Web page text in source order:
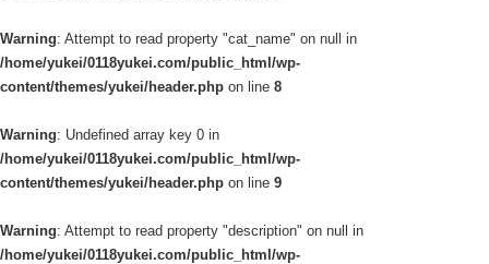
Warning: Attempt to read property "cat_name" on null in
/home/yukei/0118yukei.com/public_html/wp-
content/themes/yukei/header.php on line 8
Warning: Undefined array key 0 in
/home/yukei/0118yukei.com/public_html/wp-
content/themes/yukei/header.php on line 9
Warning: Attempt to read property "description" on null in
/home/yukei/0118yukei.com/public_html/wp-